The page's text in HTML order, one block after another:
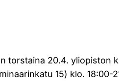
torstaina 20.4. yliopiston
15) klo. 18:00-